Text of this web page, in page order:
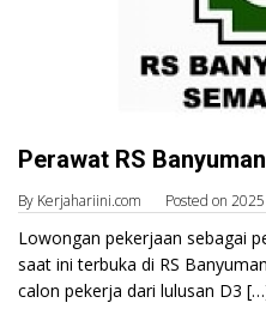
Perawat RS
By Kerjahariini.com Posted on 2025
Lowongan pekerjaan sebagai
saat ini terbuka di RS
calon pekerja dari lulusan D3